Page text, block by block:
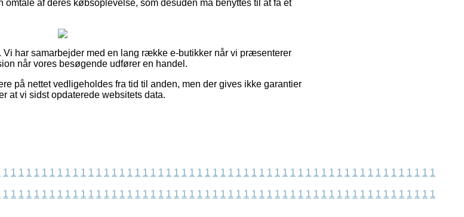
af deres købsoplevelse, som desuden må benyttes til at få et
har samarbejder med en lang række e-butikker når vi præsenterer
når vores besøgende udfører en handel.
på nettet vedligeholdes fra tid til anden, men der gives ikke garantier
at vi sidst opdaterede websitets data.
1 1 1 1 1 1 1 1 1 1 1 1 1 1 1 1 1 1 1 1 1 1 1 1 1 1 1 1 1 1 1 1 1 1 1 1 1 1 1 1 1 1 1 1 1 1 1 1 1 1 1 1 1 1 1 1
1 1 1 1 1 1 1 1 1 1 1 1 1 1 1 1 1 1 1 1 1 1 1 1 1 1 1 1 1 1 1 1 1 1 1 1 1 1 1 1 1 1 1 1 1 1 1 1 1 1 1 1 1 1 1 1